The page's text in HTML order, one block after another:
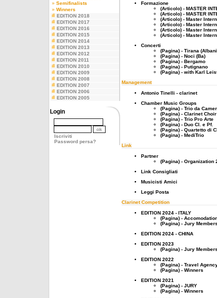
» Semifinalists
» Winners
EDITION 2018
EDITION 2017
EDITION 2016
EDITION 2015
EDITION 2014
EDITION 2013
EDITION 2012
EDITION 2011
EDITION 2010
EDITION 2009
EDITION 2008
EDITION 2007
EDITION 2006
EDITION 2005
Login
Iscriviti
Password persa?
Formazione
(Articolo) - MASTER
(Articolo) - MASTER
(Articolo) - Master
(Articolo) - Master
(Articolo) - Master
(Articolo) - Master
Concerti
(Pagina) - Tirana
(Pagina) - Noci (Ba)
(Pagina) - Bergamo
(Pagina) - Putignano
(Pagina) - with Karl
Management
Antonio Tinelli - clarinet
Chamber Music Groups
(Pagina) - Trio da
(Pagina) - Clarinet Choir
(Pagina) - Trio Pro Arte
(Pagina) - Duo Cl. e Pf.
(Pagina) - Quartetto di
(Pagina) - MediTrio
Link
Partner
(Pagina) - Organization
Link Consigliati
Musicisti Amici
Leggi Posta
Clarinet Competition
EDITION 2024 - ITALY
(Pagina) -
(Pagina) - Jury
EDITION 2024 - CHINA
EDITION 2023
(Pagina) - Jury
EDITION 2022
(Pagina) - Travel
(Pagina) - Winners
EDITION 2021
(Pagina) - JURY
(Pagina) - Winners